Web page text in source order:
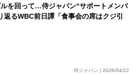
ルを回って…侍ジャパン“サポートメンバ
返るWBC前日譚「食事会の席はクジ引
侍ジャパン | 2026/04/22